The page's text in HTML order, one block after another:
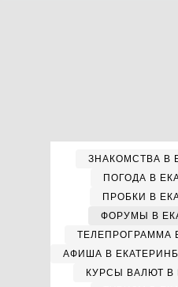
ЗНАКОМСТВА В
ПОГОДА В
ПРОБКИ В
ФОРУМЫ В
ТЕЛЕПРОГРАММА
АФИША В
КУРСЫ ВАЛЮТ В